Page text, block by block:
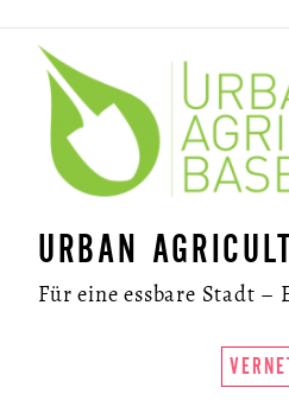
URBAN
Für eine essbare Stadt –